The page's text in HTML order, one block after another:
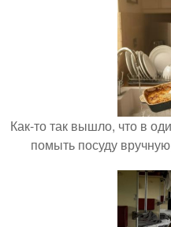
Как-то так вышло, что в
помыть посуду